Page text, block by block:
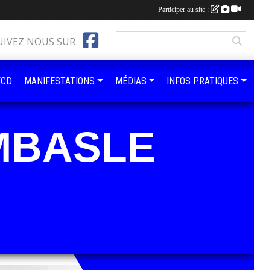
NOUS SUR
MANIFESTATIONS MÉDIAS INFOS PRATIQUES
Participer au site :